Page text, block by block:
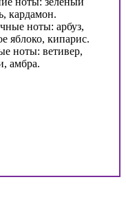
кардамон.
ноты: арбуз,
яблоко, кипарис.
ноты: ветивер,
амбра.